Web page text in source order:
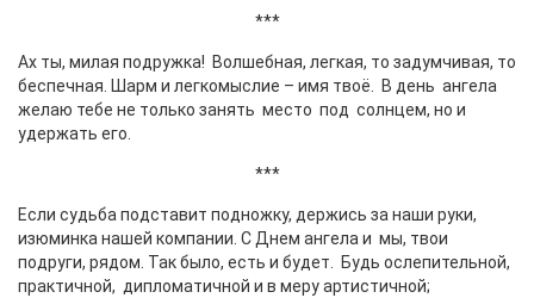
***
Ах ты, милая подружка! Волшебная, легкая, то задумчивая, то
беспечная. Шарм и легкомыслие – имя твоё. В день ангела
желаю тебе не только занять место под солнцем, но и
удержать его.
***
Если судьба подставит подножку, держись за наши руки,
изюминка нашей компании. С Днем ангела и мы, твои
подруги, рядом. Так было, есть и будет. Будь ослепительной,
практичной, дипломатичной и в меру артистичной;